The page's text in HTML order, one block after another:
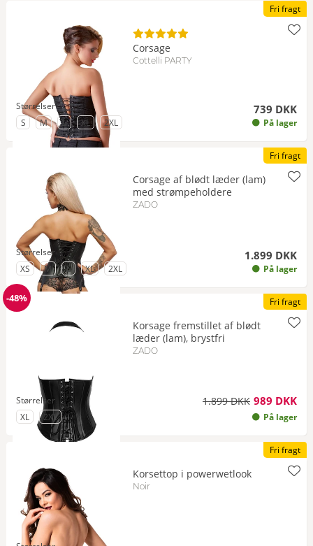
Fri fragt
Corsage
Cottelli PARTY
739 DKK
På lager
Størrelser
til Størrelse
S til Størrelse
M til Størrelse
L til Størrelse
XL til Størrelse
2XL
Fri fragt
Corsage af blødt læder (lam)
med strømpeholdere
ZADO
1.899 DKK
På lager
Størrelser
til Størrelse
XS til Størrelse
M til Størrelse
L til Størrelse
XL til Størrelse
2XL
Fri fragt
Rabat
-48%
Korsage fremstillet af blødt
læder (lam), brystfri
ZADO
1.899 DKK 989 DKK
På lager
Størrelser
til Størrelse
XL til Størrelse
2XL
Fri fragt
Korsettop i powerwetlook
Noir